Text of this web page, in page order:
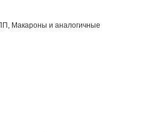
Макароны и аналогичные